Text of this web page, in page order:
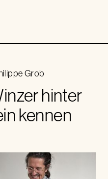
Grob
hinter
kennen